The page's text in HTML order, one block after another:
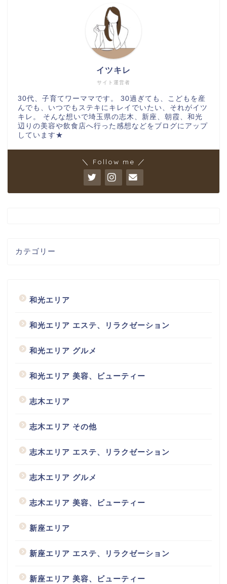
サイト運営者
イツキレ
30代、子育てワーママです。 30過ぎても、こどもを産
んでも、いつでもステキにキレイでいたい、それがイツ
キレ。 そんな想いで埼玉県の志木、新座、朝霞、和光
辺りの美容や飲食店へ行った感想などをブログにアップ
しています★
＼ Follow me ／
カテゴリー
和光エリア
和光エリア エステ、リラクゼーション
和光エリア グルメ
和光エリア 美容、ビューティー
志木エリア
志木エリア その他
志木エリア エステ、リラクゼーション
志木エリア グルメ
志木エリア 美容、ビューティー
新座エリア
新座エリア エステ、リラクゼーション
新座エリア 美容、ビューティー